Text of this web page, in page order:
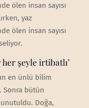
ölen insan sayısı
yaz
ölen insan sayısı
her şeyle irtibatlı’
en ünlü bilim
Sonra bütün
Doğa,